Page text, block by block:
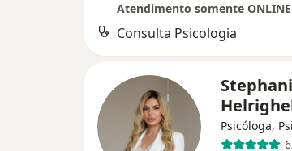
Atendimento somente ONLINE
Consulta Psicologia
Psicóloga,